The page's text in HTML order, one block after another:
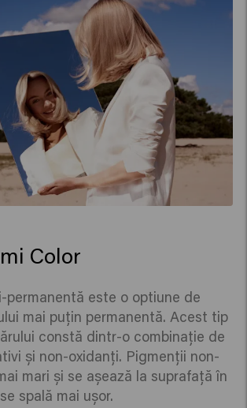
Color
permanentă este o optiune de
mai puțin permanentă. Acest tip
constă dintr-o combinație de
și non-oxidanți. Pigmenții non-
mari și se așează la suprafață în
spală mai ușor.